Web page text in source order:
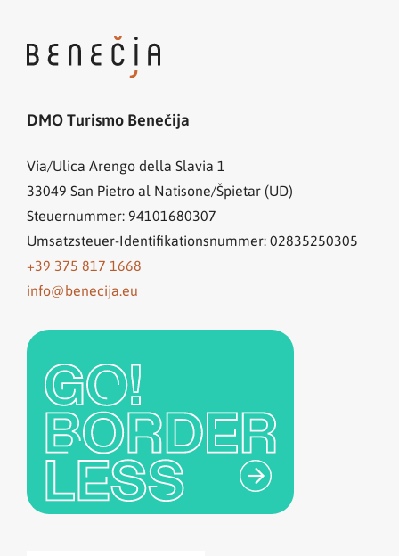
DMO Turismo Benečija
Via/Ulica Arengo della Slavia 1
33049 San Pietro al Natisone/Špietar (UD)
Steuernummer: 94101680307
Umsatzsteuer-Identifikationsnummer: 02835250305
+39 375 817 1668
info@benecija.eu